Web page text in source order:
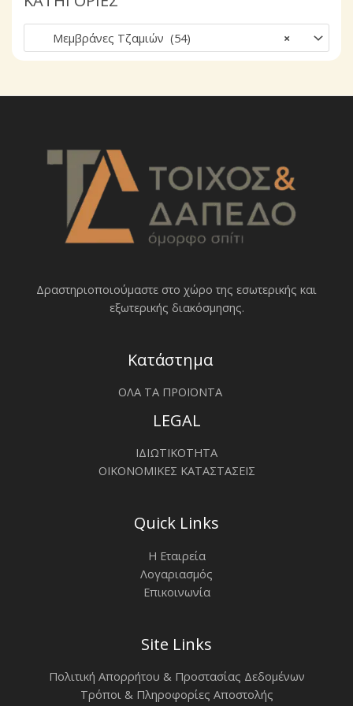
ζ
ή
τ
σ
×
Μεμβράνες Τζαμιών (54)
Δραστηριοποιoύμαστε στο χώρο της εσωτερικής και
εξωτερικής διακόσμησης.
Κατάστημα
ΟΛΑ ΤΑ ΠΡΟΪΟΝΤΑ
LEGAL
ΙΔΙΩΤΙΚΟΤΗΤΑ
ΟΙΚΟΝΟΜΙΚΕΣ ΚΑΤΑΣΤΑΣΕΙΣ
Quick Links
Η Εταιρεία
Λογαριασμός
Επικοινωνία
Site Links
Πολιτική Απορρήτου & Προστασίας Δεδομένων
Τρόποι & Πληροφορίες Αποστολής